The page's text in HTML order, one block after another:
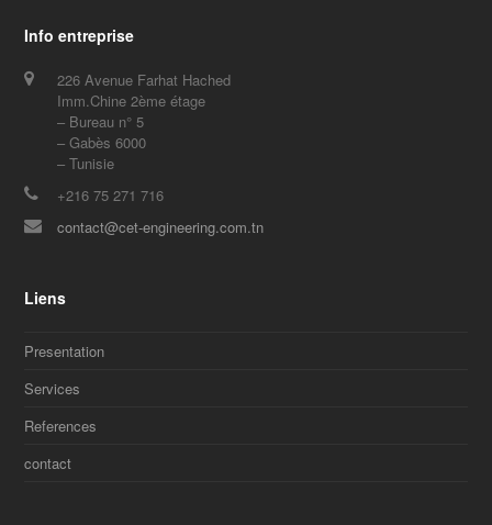
Info entreprise
226 Avenue Farhat Hached
Imm.Chine 2ème étage
– Bureau n° 5
– Gabès 6000
– Tunisie
+216 75 271 716
contact@cet-engineering.com.tn
Liens
Presentation
Services
References
contact